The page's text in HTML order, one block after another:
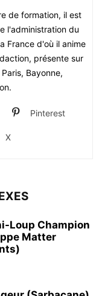
de formation, il est
l'administration du
France d'où il anime
présente sur
Bayonne,
Pinterest
X
Loup Champion
Matter